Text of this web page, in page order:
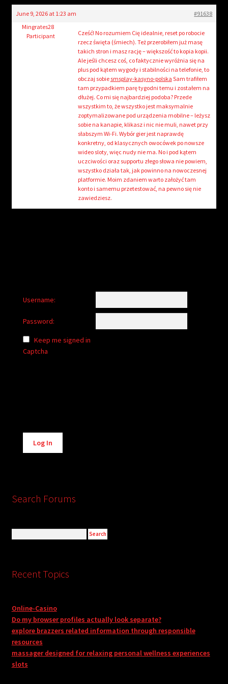
child
menu
Login/Create Account
June 9, 2026 at 1:23 am
#91638
Mingrates28
Participant
Cześć! No rozumiem Cię idealnie, reset po robocie
rzecz święta (śmiech). Też przerobiłem już masę
takich stron i masz rację – większość to kopia kopii.
Ale jeśli chcesz coś, co faktycznie wyróżnia się na
plus pod kątem wygody i stabilności na telefonie, to
obczaj sobie smsplay-kasyno-polska Sam trafiłem
tam przypadkiem parę tygodni temu i zostałem na
dłużej. Co mi się najbardziej podoba? Przede
wszystkim to, że wszystko jest maksymalnie
zoptymalizowane pod urządzenia mobilne – leżysz
sobie na kanapie, klikasz i nic nie muli, nawet przy
słabszym Wi-Fi. Wybór gier jest naprawdę
konkretny, od klasycznych owocówek po nowsze
wideo sloty, więc nudy nie ma. No i pod kątem
uczciwości oraz supportu złego słowa nie powiem,
wszystko działa tak, jak powinno na nowoczesnej
platformie. Moim zdaniem warto założyć tam
konto i samemu przetestować, na pewno się nie
zawiedziesz.
Username:
Password:
Keep me signed in
Captcha
Alternative:
Log In
Search Forums
Recent Topics
Online-Casino
Do my browser profiles actually look separate?
explore brazzers related information through responsible
resources
massager designed for relaxing personal wellness experiences
slots